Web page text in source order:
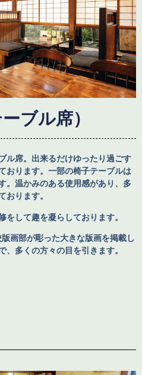
ブル席）
ル席。出来るだけゆったり過ごす
おります。一部の椅子テーブルは
。温かみのある使用感があり、多
おります。
して趣を凝らしております。
画部が彫った大きな版画を掲載し
多くの方々の目を引きます。